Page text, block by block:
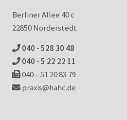
Berliner Allee 40 c
22850 Norderstedt
040 - 528 30 48
040 - 5 22 22 11
040 – 51 20 83 79
praxis@hahc.de